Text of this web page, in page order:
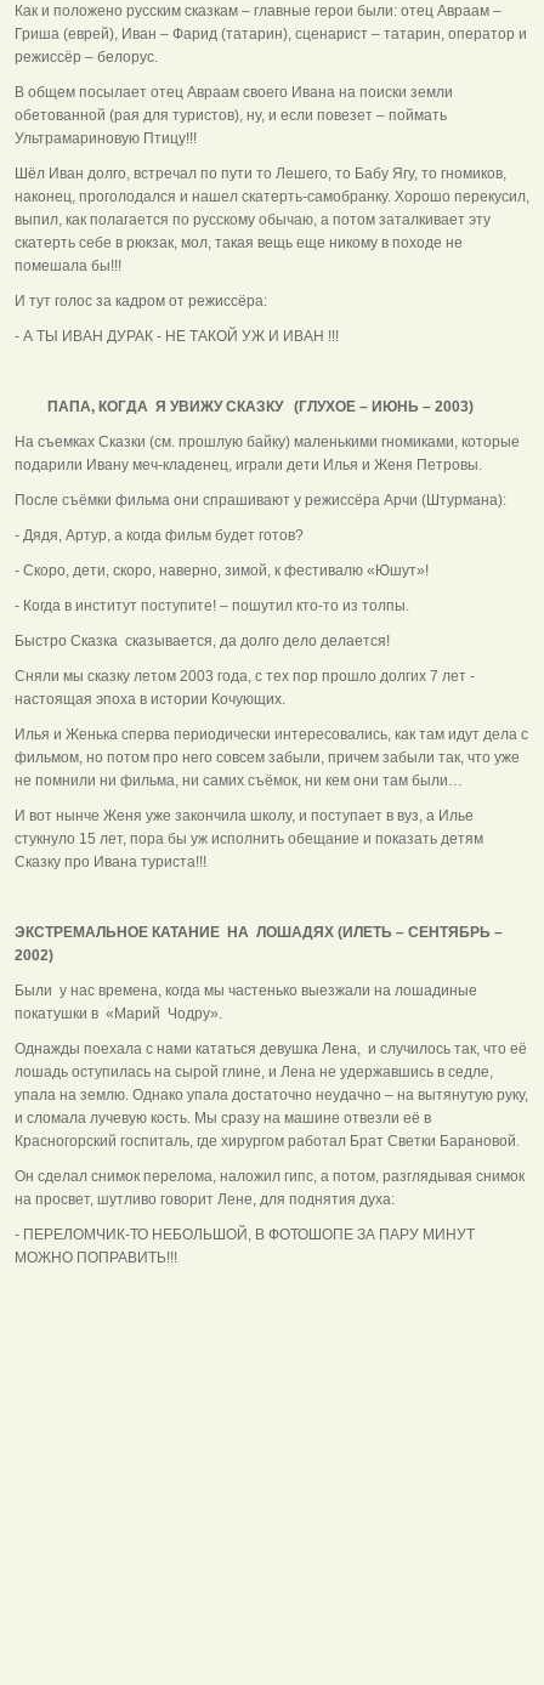
Как и положено русским сказкам – главные герои были: отец Авраам –
Гриша (еврей), Иван – Фарид (татарин), сценарист – татарин, оператор и
режиссёр – белорус.
В общем посылает отец Авраам своего Ивана на поиски земли
обетованной (рая для туристов), ну, и если повезет – поймать
Ультрамариновую Птицу!!!
Шёл Иван долго, встречал по пути то Лешего, то Бабу Ягу, то гномиков,
наконец, проголодался и нашел скатерть-самобранку. Хорошо перекусил,
выпил, как полагается по русскому обычаю, а потом заталкивает эту
скатерть себе в рюкзак, мол, такая вещь еще никому в походе не
помешала бы!!!
И тут голос за кадром от режиссёра:
- А ТЫ ИВАН ДУРАК - НЕ ТАКОЙ УЖ И ИВАН !!!
ПАПА, КОГДА Я УВИЖУ СКАЗКУ (ГЛУХОЕ – ИЮНЬ – 2003)
На съемках Сказки (см. прошлую байку) маленькими гномиками, которые
подарили Ивану меч-кладенец, играли дети Илья и Женя Петровы.
После съёмки фильма они спрашивают у режиссёра Арчи (Штурмана):
- Дядя, Артур, а когда фильм будет готов?
- Скоро, дети, скоро, наверно, зимой, к фестивалю «Юшут»!
- Когда в институт поступите! – пошутил кто-то из толпы.
Быстро Сказка сказывается, да долго дело делается!
Сняли мы сказку летом 2003 года, с тех пор прошло долгих 7 лет -
настоящая эпоха в истории Кочующих.
Илья и Женька сперва периодически интересовались, как там идут дела с
фильмом, но потом про него совсем забыли, причем забыли так, что уже
не помнили ни фильма, ни самих съёмок, ни кем они там были…
И вот нынче Женя уже закончила школу, и поступает в вуз, а Илье
стукнуло 15 лет, пора бы уж исполнить обещание и показать детям
Сказку про Ивана туриста!!!
ЭКСТРЕМАЛЬНОЕ КАТАНИЕ НА ЛОШАДЯХ (ИЛЕТЬ – СЕНТЯБРЬ –
2002)
Были у нас времена, когда мы частенько выезжали на лошадиные
покатушки в «Марий Чодру».
Однажды поехала с нами кататься девушка Лена, и случилось так, что её
лошадь оступилась на сырой глине, и Лена не удержавшись в седле,
упала на землю. Однако упала достаточно неудачно – на вытянутую руку,
и сломала лучевую кость. Мы сразу на машине отвезли её в
Красногорский госпиталь, где хирургом работал Брат Светки Барановой.
Он сделал снимок перелома, наложил гипс, а потом, разглядывая снимок
на просвет, шутливо говорит Лене, для поднятия духа:
- ПЕРЕЛОМЧИК-ТО НЕБОЛЬШОЙ, В ФОТОШОПЕ ЗА ПАРУ МИНУТ
МОЖНО ПОПРАВИТЬ!!!